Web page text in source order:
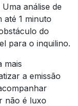
análise de
até 1 minuto
do
para o inquilino.
mais
a emissão
não é luxo